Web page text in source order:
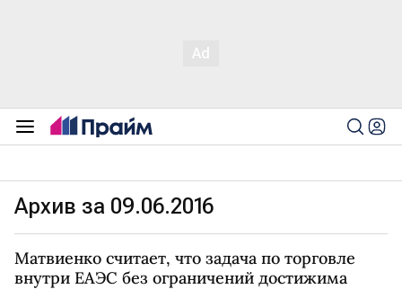
Архив за 09.06.2016
Матвиенко считает, что задача по торговле
внутри ЕАЭС без ограничений достижима